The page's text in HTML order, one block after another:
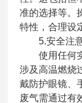
准的选择等。
特性，合理设
5.安全注
使用任何实
涉及高温燃烧
戴防护眼镜、
废气需通过有